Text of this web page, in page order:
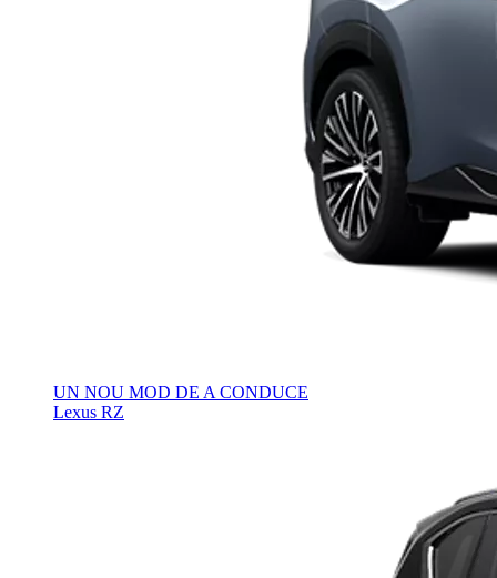
UN NOU MOD DE A CONDUCE
Lexus RZ